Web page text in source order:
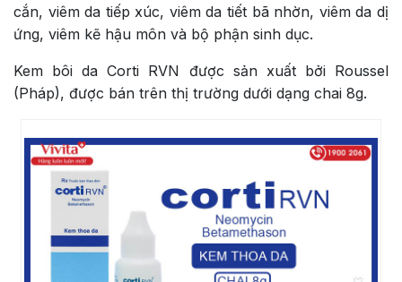
cắn, viêm da tiếp xúc, viêm da tiết bã nhờn, viêm da dị
ứng, viêm kẽ hậu môn và bộ phận sinh dục.
Kem bôi da Corti RVN được sản xuất bởi Roussel
(Pháp), được bán trên thị trường dưới dạng chai 8g.